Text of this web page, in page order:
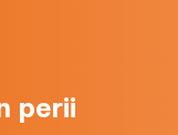
perii